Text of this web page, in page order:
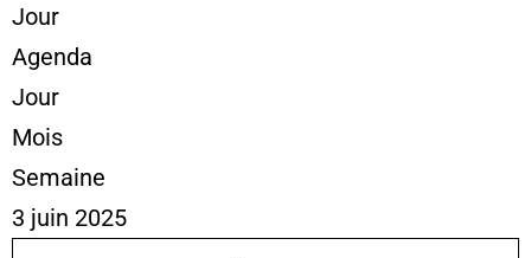
Jour
Agenda
Jour
Mois
Semaine
3 juin 2025